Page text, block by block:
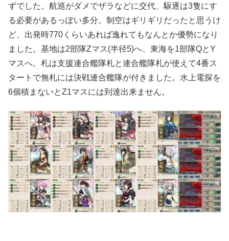
ずでした。航巡がダメでザラなどに交代、駆逐は3隻にす
る必要があるっぽい多分。制空はギリギリだったと思うけ
ど、出発時770くらいあれば逸れてもなんとか優勢になり
ました。基地は2部隊Zマス(半径5)へ、東海を1部隊QとY
マスへ。札は支援連合艦隊札と連合艦隊札が使えて4番ス
タートで無札には決戦連合艦隊が付きました。水上電探を
6個積まないとZ1マスには到達出来ません。